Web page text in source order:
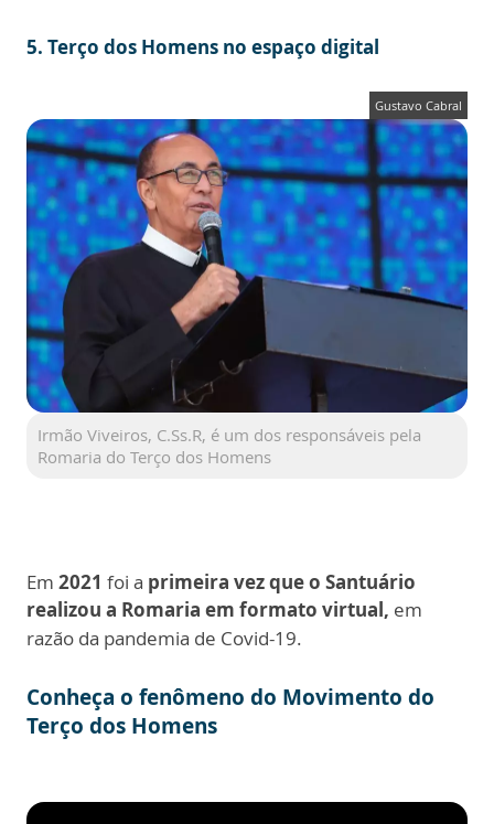
5. Terço dos Homens no espaço digital
Gustavo Cabral
Irmão Viveiros, C.Ss.R, é um dos responsáveis pela
Romaria do Terço dos Homens
Em 2021 foi a primeira vez que o Santuário
realizou a Romaria em formato virtual, em
razão da pandemia de Covid-19.
Conheça o fenômeno do Movimento do
Terço dos Homens